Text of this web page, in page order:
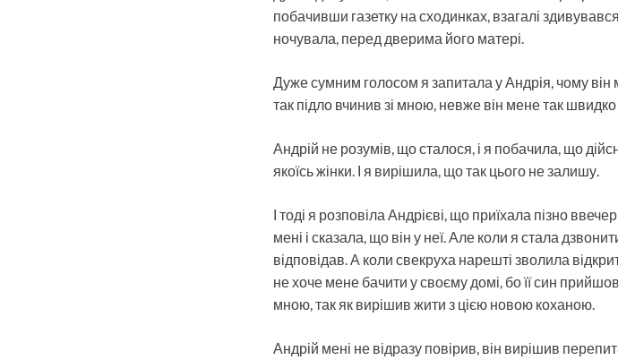
побачивши газетку на сходинках, взагалі
ночувала, перед дверима його матері.
Дуже сумним голосом я запитала у Андрія, чому він
так підло вчинив зі мною, невже він мене так
Андрій не розумів, що сталося, і я побачила, що
якоїсь жінки. І я вирішила, що так цього не залишу.
І тоді я розповіла Андрієві, що приїхала пізно
мені і сказала, що він у неї. Але коли я стала
відповідав. А коли свекруха нарешті зволила
не хоче мене бачити у своєму домі, бо її син
мною, так як вирішив жити з цією новою коханою.
Андрій мені не відразу повірив, він вирішив